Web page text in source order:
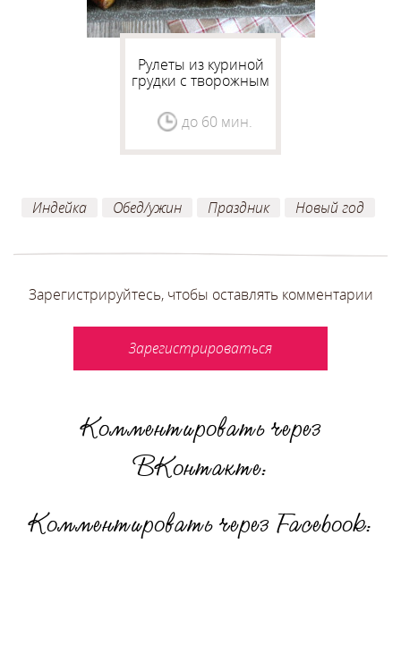
Индейка Обед/ужин Праздник Новый год
Рулеты из куриной
грудки с творожным
до 60 мин.
Зарегистрируйтесь, чтобы оставлять комментарии
Зарегистрироваться
Комментировать через
ВКонтакте:
Комментировать через Facebook: